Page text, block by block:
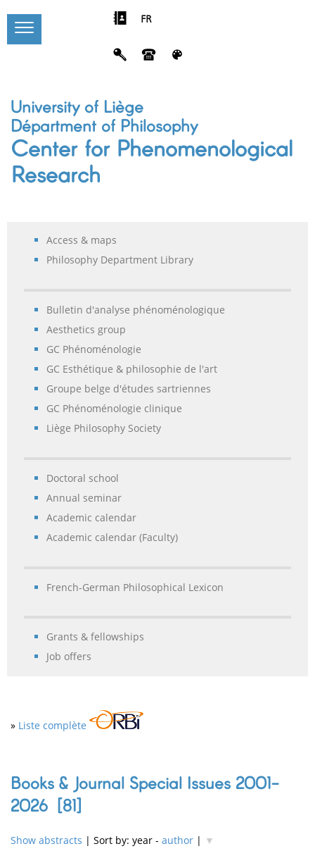
FR
University of Liège
Départment of Philosophy
Center for Phenomenological
Research
Access & maps
Philosophy Department Library
Bulletin d'analyse phénoménologique
Aesthetics group
GC Phénoménologie
GC Esthétique & philosophie de l'art
Groupe belge d'études sartriennes
GC Phénoménologie clinique
Liège Philosophy Society
Doctoral school
Annual seminar
Academic calendar
Academic calendar (Faculty)
French-German Philosophical Lexicon
Grants & fellowships
Job offers
» Liste complète
Books & Journal Special Issues 2001-
2026 [81]
Show abstracts | Sort by: year - author | ▼